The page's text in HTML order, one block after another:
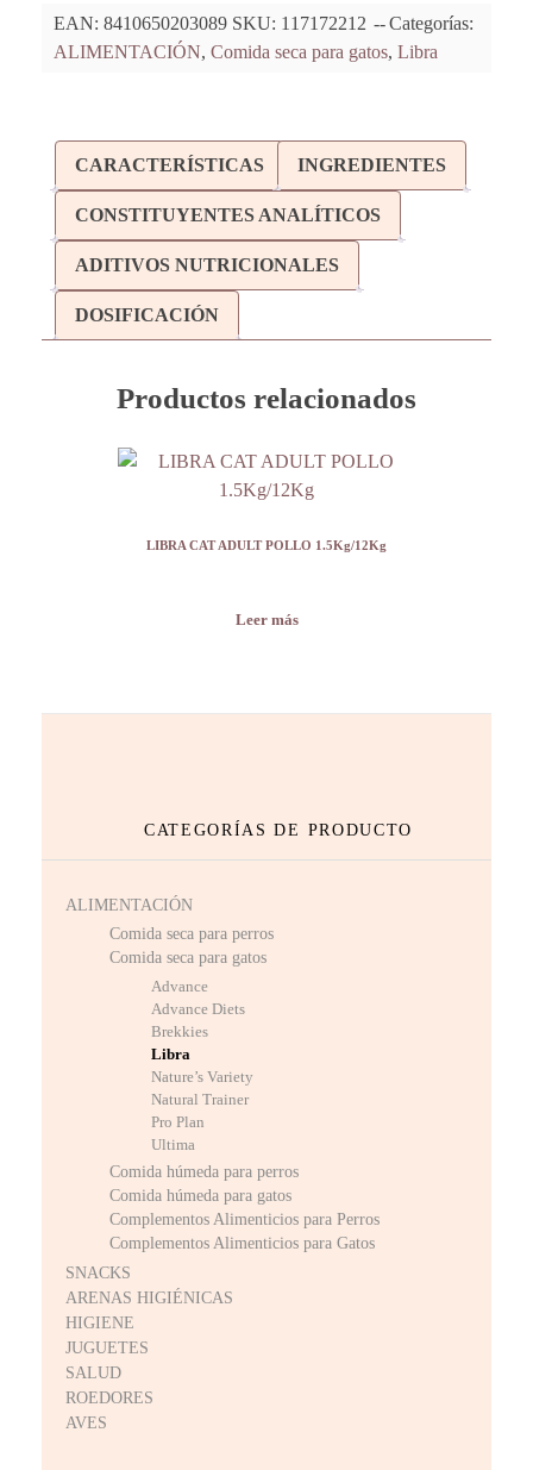
EAN: 8410650203089 SKU: 117172212
Categorías:
ALIMENTACIÓN, Comida seca para gatos, Libra
CARACTERÍSTICAS INGREDIENTES
CONSTITUYENTES ANALÍTICOS
ADITIVOS NUTRICIONALES
DOSIFICACIÓN
Productos relacionados
LIBRA CAT ADULT POLLO 1.5Kg/12Kg
Leer más
CATEGORÍAS DE PRODUCTO
ALIMENTACIÓN
Comida seca para perros
Comida seca para gatos
Advance
Advance Diets
Brekkies
Libra
Nature’s Variety
Natural Trainer
Pro Plan
Ultima
Comida húmeda para perros
Comida húmeda para gatos
Complementos Alimenticios para Perros
Complementos Alimenticios para Gatos
SNACKS
ARENAS HIGIÉNICAS
HIGIENE
JUGUETES
SALUD
ROEDORES
AVES